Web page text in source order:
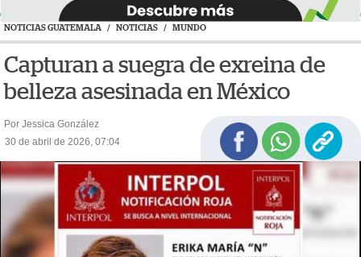
NOTICIAS GUATEMALA / NOTICIAS / MUNDO
Capturan a suegra de exreina de
belleza asesinada en México
Por Jessica González
30 de abril de 2026, 07:04